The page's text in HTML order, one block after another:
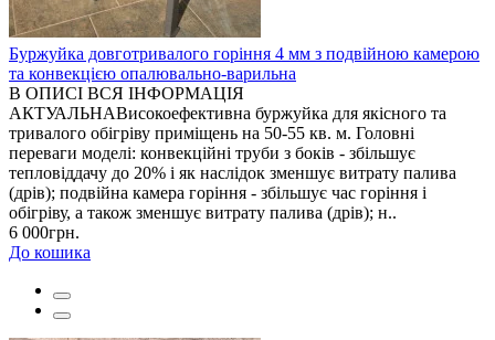
Буржуйка довготривалого горіння 4 мм з подвійною камерою
та конвекцією опалювально-варильна
В ОПИСІ ВСЯ ІНФОРМАЦІЯ
АКТУАЛЬНАВисокоефективна буржуйка для якісного та
тривалого обігріву приміщень на 50-55 кв. м. Головні
переваги моделі: конвекційні труби з боків - збільшує
тепловіддачу до 20% і як наслідок зменшує витрату палива
(дрів); подвійна камера горіння - збільшує час горіння і
обігріву, а також зменшує витрату палива (дрів); н..
6 000грн.
До кошика